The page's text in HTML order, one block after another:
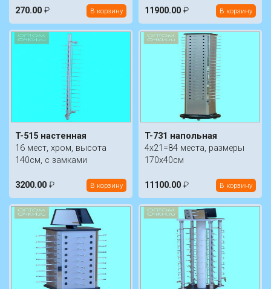
270.00 ₽ В корзину 11900.00 ₽ В корзину
T-515 настенная
16 мест, хром, высота
140см, с замками
3200.00 ₽ В корзину
T-731 напольная
4х21=84 места, размеры
170х40см
11100.00 ₽ В корзину